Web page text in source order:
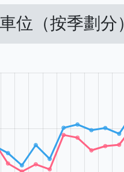
位（按季劃分）